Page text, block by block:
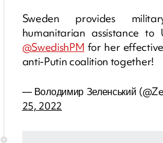
Sweden provides
humanitarian assistance
@SwedishPM for her
anti-Putin coalition together!
— Володимир Зеленський
25, 2022